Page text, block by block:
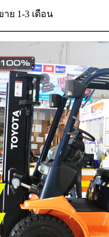
ย 1-3 เดือน